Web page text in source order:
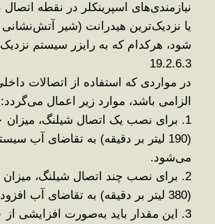
نیازمندی‌های اسپرینکلر در نقطه
یا نزدیک‌ترین هیدرانت (شیر
شود، هرکدام که به رایزر سیستم
19.2.6.3
در مواردی که استفاده از اتصالات
الزامی باشد، موارد زیر اعمال می‌گردد:
1.
برای نصب یک اتصال شیلنگ، میزان
(190 لیتر بر دقیقه) به تقاضای آب
می‌شود.
2. برای نصب چند اتصال شیلنگ، میزان
(380 لیتر بر دقیقه) به تقاضای آب افزوده می‌شود
3.
این مقدار باید به‌صورت افزایشی از